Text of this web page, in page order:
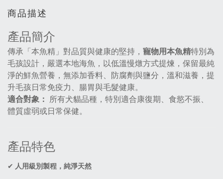
商品描述
產品簡介
傳承「本魚精」對品質與健康的堅持， 寵物用本魚精特別為
毛孩設計，嚴選本地海魚，以低溫慢燉方式提煉，保留最純
淨的鮮魚營養，無添加香料、防腐劑與鹽分，溫和滋養，提
升毛孩日常免疫力、腸胃與毛髮健康。
適合對象： 所有犬貓品種，特別適合康復期、食慾不振、
體質虛弱或日常保健。
產品特色
✔ 人用級別製程，純淨天然